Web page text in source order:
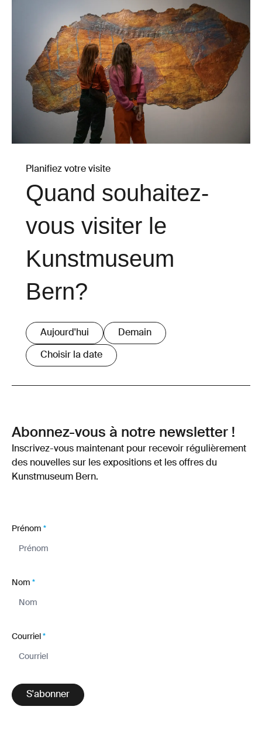
Planifiez votre visite
Quand souhaitez-
vous visiter le
Kunstmuseum
Bern?
Aujourd'hui Demain
Choisir la date
Abonnez-vous à notre newsletter !
Inscrivez-vous maintenant pour recevoir régulièrement
des nouvelles sur les expositions et les offres du
Kunstmuseum Bern.
Prénom *
Nom *
Courriel *
S'abonner